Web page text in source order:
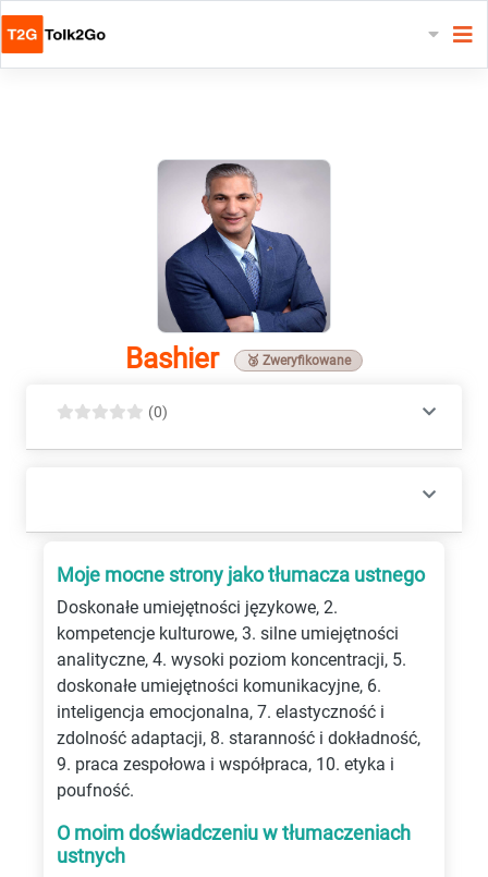
Bashier 🥉 Zweryfikowane
(0)
Moje mocne strony jako tłumacza ustnego
Doskonałe umiejętności językowe, 2.
kompetencje kulturowe, 3. silne umiejętności
analityczne, 4. wysoki poziom koncentracji, 5.
doskonałe umiejętności komunikacyjne, 6.
inteligencja emocjonalna, 7. elastyczność i
zdolność adaptacji, 8. staranność i dokładność,
9. praca zespołowa i współpraca, 10. etyka i
poufność.
O moim doświadczeniu w tłumaczeniach
ustnych